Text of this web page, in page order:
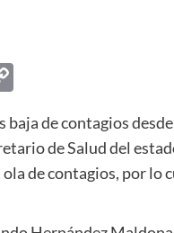
de contagios
de Salud del
de contagios, por lo